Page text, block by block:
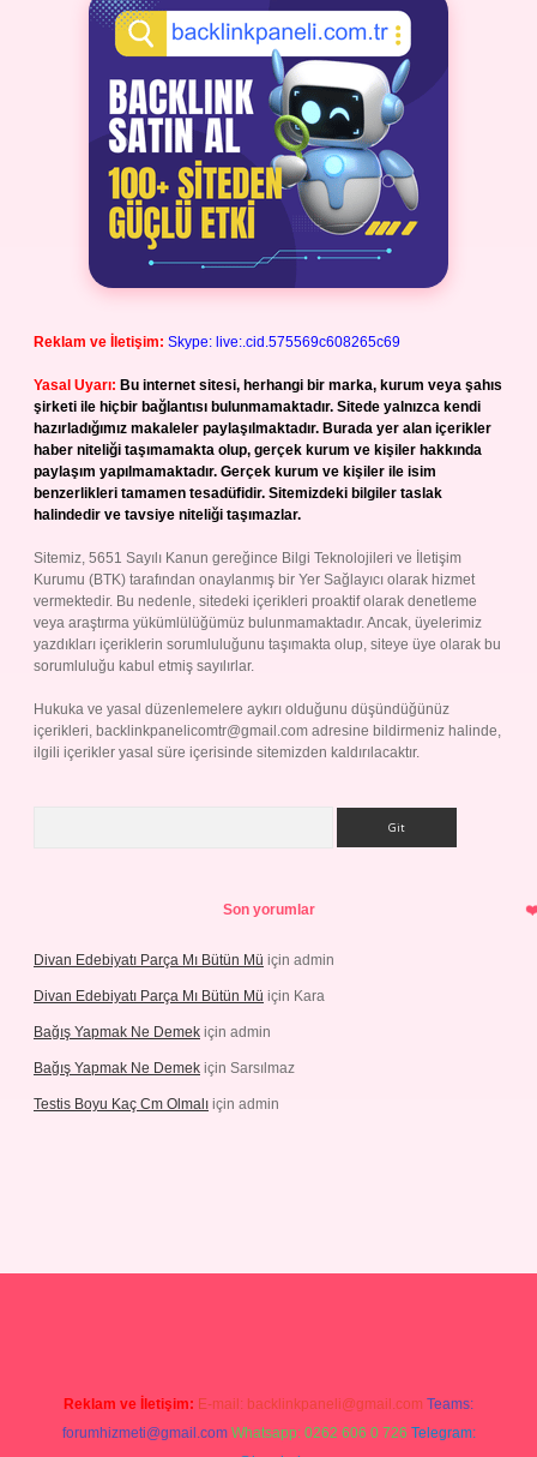
Reklam ve İletişim: Skype: live:.cid.575569c608265c69
Yasal Uyarı: Bu internet sitesi, herhangi bir marka, kurum veya şahıs
şirketi ile hiçbir bağlantısı bulunmamaktadır. Sitede yalnızca kendi
hazırladığımız makaleler paylaşılmaktadır. Burada yer alan içerikler
haber niteliği taşımamakta olup, gerçek kurum ve kişiler hakkında
paylaşım yapılmamaktadır. Gerçek kurum ve kişiler ile isim
benzerlikleri tamamen tesadüfidir. Sitemizdeki bilgiler taslak
halindedir ve tavsiye niteliği taşımazlar.
Sitemiz, 5651 Sayılı Kanun gereğince Bilgi Teknolojileri ve İletişim
Kurumu (BTK) tarafından onaylanmış bir Yer Sağlayıcı olarak hizmet
vermektedir. Bu nedenle, sitedeki içerikleri proaktif olarak denetleme
veya araştırma yükümlülüğümüz bulunmamaktadır. Ancak, üyelerimiz
yazdıkları içeriklerin sorumluluğunu taşımakta olup, siteye üye olarak bu
sorumluluğu kabul etmiş sayılırlar.
Hukuka ve yasal düzenlemelere aykırı olduğunu düşündüğünüz
içerikleri, backlinkpanelicomtr@gmail.com adresine bildirmeniz halinde,
ilgili içerikler yasal süre içerisinde sitemizden kaldırılacaktır.
Son yorumlar
Divan Edebiyatı Parça Mı Bütün Mü için admin
Divan Edebiyatı Parça Mı Bütün Mü için Kara
Bağış Yapmak Ne Demek için admin
Bağış Yapmak Ne Demek için Sarsılmaz
Testis Boyu Kaç Cm Olmalı için admin
Reklam ve İletişim: E-mail: backlinkpaneli@gmail.com Teams:
forumhizmeti@gmail.com Whatsapp: 0262 606 0 726 Telegram: